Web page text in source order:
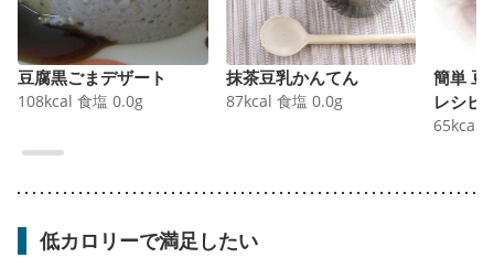
豆腐黒ごまデザート
108kcal 食塩 0.0g
抹茶豆乳かんてん
87kcal 食塩 0.0g
簡単 豆
レシピ
65kcal
低カロリーで満足したい